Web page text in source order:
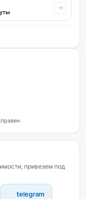
привезем под
telegram